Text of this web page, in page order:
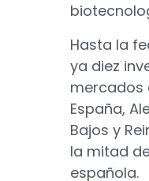
Hasta la
ya diez
mercados
España,
Bajos y
la mitad
española.